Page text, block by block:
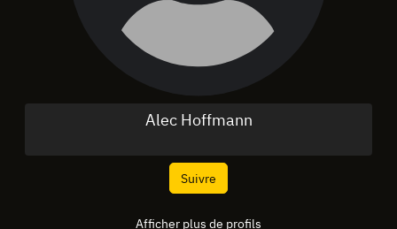
Alec Hoffmann
Suivre
Afficher plus de profils